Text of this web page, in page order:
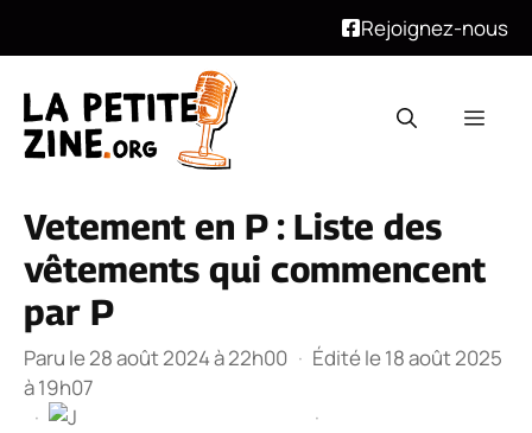
Rejoignez-nous
contenu
Vetement en P : Liste des
vêtements qui commencent
par P
Paru le 28 août 2024 à 22h00 · Édité le 18 août 2025
à 19h07
·
·